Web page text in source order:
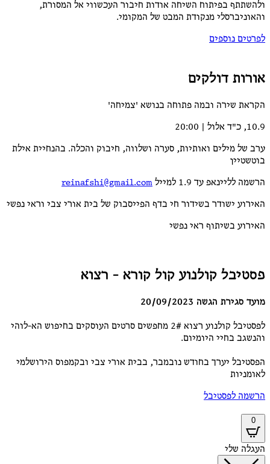
ולהשתתף בפיתוח השיחה אודות חיבור העכשווי אל המסורת,
והאוניברסלי מנקודת המבט של המקומי.
לפרטים נוספים
אורות דולקים
הקראת שירה ובמה פתוחה בנושא 'צמיחה'
10.9, כ"ד אלול | 20:00
ערב של מילים ואותיות, סערה ושלווה, חיבוק והכלה. בהנחיית אילת
בוטשטיין
הרשמה לליינאפ עד 1.9 למייל
reinafshi@gmail.com
האירוע ישודר בשידור חי בדף הפייסבוק של בית אורי צבי וראי נפשי
האירוע בשיתוף ראי נפשי
פסטיבל קולנוע קול קורא - רצוא
מועד סגירת הגשה 20/09/2023
לפסטיבל קולנוע רצוא 2# מחפשים סרטים העוסקים בחיפוש הא-לוהי
והנשגב בחיי היומיום.
הפסטיבל יערך בחודש נובמבר, בבית אורי צבי ובקמפוס הירושלמי
לאומניות
הרשמה לפסטיבל
0
העגלה שלי